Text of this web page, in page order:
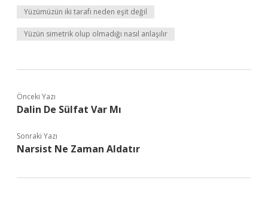
Yüzümüzün iki tarafı neden eşit değil
Yüzün simetrik olup olmadığı nasıl anlaşılır
Önceki Yazı
Dalin De Sülfat Var Mı
Sonraki Yazı
Narsist Ne Zaman Aldatır